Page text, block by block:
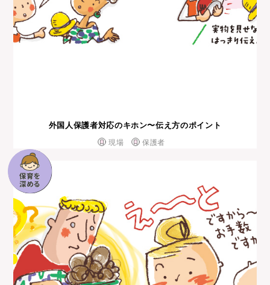
外国⼈保護者対応のキホン〜伝え⽅のポイント
現場 保護者